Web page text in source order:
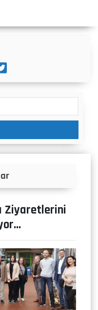
İlanlar
Ziyaretlerini